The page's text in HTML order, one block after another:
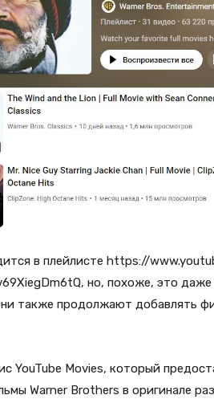
в плейлисте https://
но, похоже, это даже
также продолжают добавлять
YouTube Movies, который
Warner Brothers в оригинале